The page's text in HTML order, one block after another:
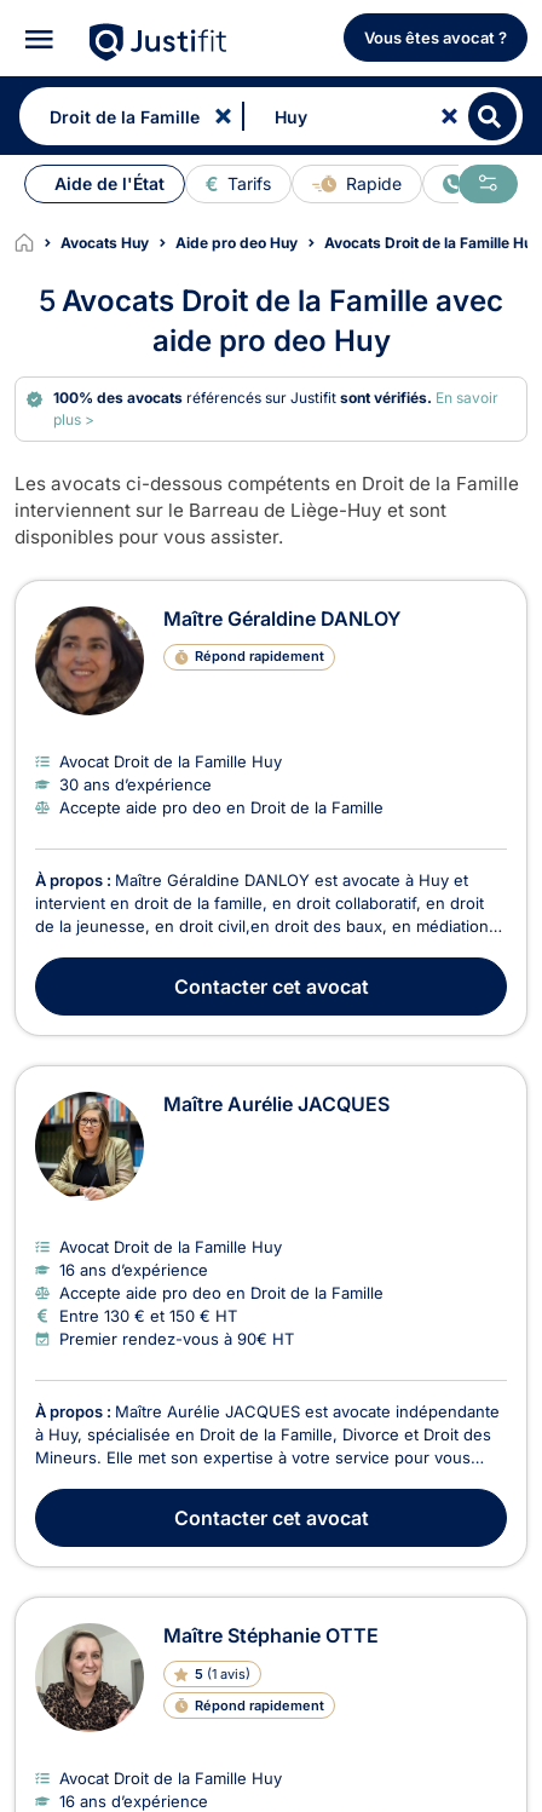
Vous êtes avocat ?
Aide de l'État Tarifs Rapide En ligne
Avocats Huy Aide pro deo Huy Avocats Droit de la Famille Huy
5Avocats Droit de la Famille avec
aide pro deo Huy
100% des avocats référencés sur Justifitsont vérifiés. En savoir
plus >
Les avocats ci-dessous compétents en Droit de la Famille
interviennent sur le Barreau de Liège-Huy et sont
disponibles pour vous assister.
Avocats en Droit de la Famille à Huy
Maître Géraldine DANLOY
Répond rapidement
Avocat Droit de la Famille Huy
30 ans d’expérience
Accepte aide pro deo en Droit de la Famille
À propos : Maître Géraldine DANLOY est avocate à Huy et
intervient en droit de la famille, en droit collaboratif, en droit
de la jeunesse, en droit civil,en droit des baux, en médiation
biens et de la personne. Maître Géraldine DANLOY exerce en
droit de la famille si votr...
Contactercet avocat
Maître Aurélie JACQUES
Avocat Droit de la Famille Huy
16 ans d’expérience
Accepte aide pro deo en Droit de la Famille
Entre 130 € et 150 € HT
Premier rendez-vous à 90€ HT
À propos : Maître Aurélie JACQUES est avocate indépendante
à Huy, spécialisée en Droit de la Famille, Divorce et Droit des
Mineurs. Elle met son expertise à votre service pour vous
familiale. En matière de Divorce, Maître JACQUES vous guide
à travers toutes les étapes de la procédur...
Contactercet avocat
Maître Stéphanie OTTE
5 (1 avis)
Répond rapidement
Avocat Droit de la Famille Huy
16 ans d’expérience